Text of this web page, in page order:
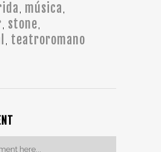
, música,
, stone,
, teatroromano